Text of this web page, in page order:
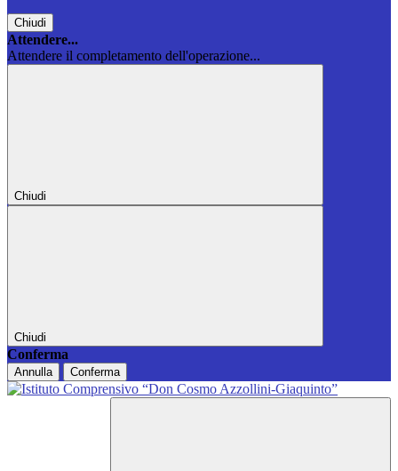
Chiudi
Attendere...
Attendere il completamento dell'operazione...
Chiudi
Chiudi
Conferma
Annulla Conferma